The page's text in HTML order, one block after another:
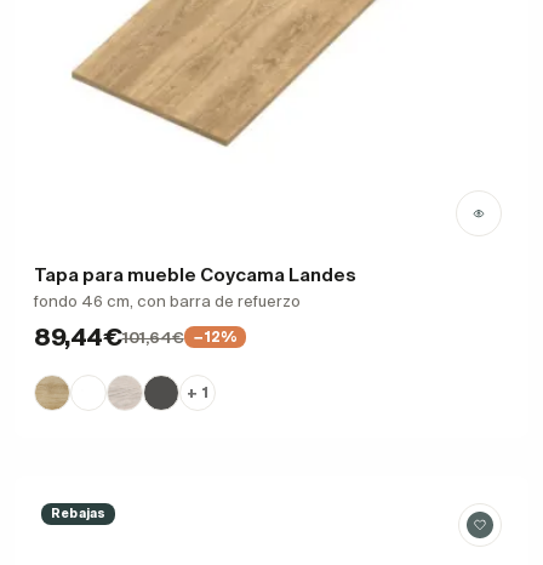
Tapa para mueble Coycama Landes
fondo 46 cm, con barra de refuerzo
89,44€101,64€ −12%
+ 1
Rebajas